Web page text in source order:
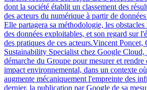
dont la société établit un classement des
des acteurs du numérique à partir de
Elle partagera sa méthodologie, les
des données exploitables, et son regard
des pratiques de ces acteurs.Vincent Poncet,
Sustainability Specialist chez Google Cloud,
démarche du Groupe pour mesurer et rendre
impact environnemental, dans un contexte
augmente mécaniquement l'empreinte des
dernier, la publication par Google de sa